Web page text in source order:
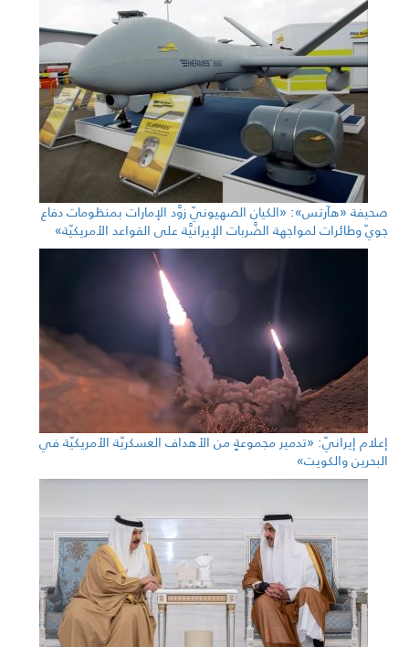
صحيفة «هآرتس»: «الكيان الصهيونيّ زوَّد الإمارات بمنظومات دفاع
جويّ وطائرات لمواجهة الضَّربات الإيرانيَّة على القواعد الأمريكيّة»
إعلام إيرانيّ: «تدمير مجموعةٍ من الأهداف العسكريّة الأمريكيّة في
البحرين والكويت»